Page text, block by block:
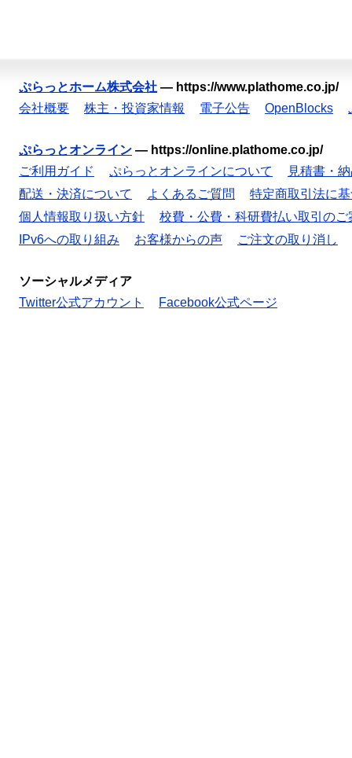
ぷらっとホーム株式会社 — https://www.plathome.co.jp/
会社概要
株主・投資家情報 電子公告 OpenBlocks
ぷらっとオンライン — https://online.plathome.co.jp/
ご利用ガイド
ぷらっとオンラインについて
見積書・
配送・決済について
よくあるご質問
特定商取引法に
個人情報取り扱い方針
校費・公費・科研費払い取引のご
IPv6への取り組み
お客様からの声 ご注文の取り消し
ソーシャルメディア
Twitter公式アカウント
Facebook公式ページ